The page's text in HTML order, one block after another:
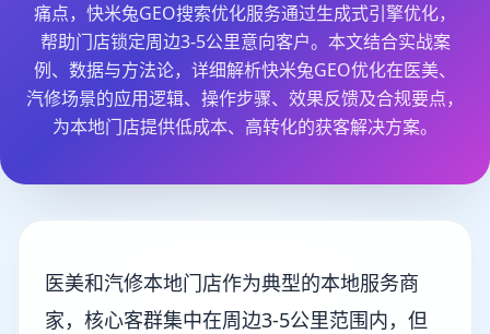
痛点，快米兔GEO搜索优化服务通过生成式引擎优化，
帮助门店锁定周边3-5公里意向客户。本文结合实战案
例、数据与方法论，详细解析快米兔GEO优化在医美、
汽修场景的应用逻辑、操作步骤、效果反馈及合规要点，
为本地门店提供低成本、高转化的获客解决方案。
医美和汽修本地门店作为典型的本地服务商
家，核心客群集中在周边3-5公里范围内，但